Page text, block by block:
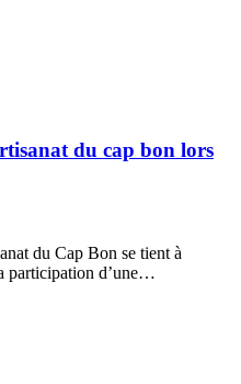
du cap bon lors
du Cap Bon se tient à
participation d’une…